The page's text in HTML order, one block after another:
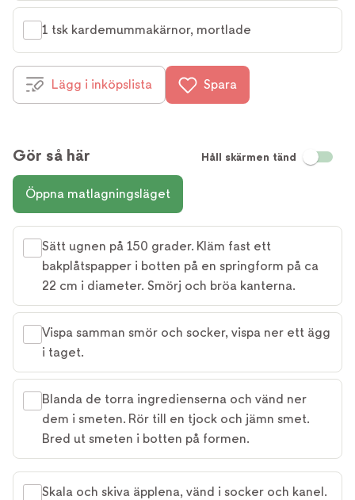
1 tsk kardemummakärnor, mortlade
Lägg i inköpslista Spara
Gör så här Håll skärmen tänd
Öppna matlagningsläget
Sätt ugnen på 150 grader. Kläm fast ett
bakplåtspapper i botten på en springform på ca
22 cm i diameter. Smörj och bröa kanterna.
Vispa samman smör och socker, vispa ner ett ägg
i taget.
Blanda de torra ingredienserna och vänd ner
dem i smeten. Rör till en tjock och jämn smet.
Bred ut smeten i botten på formen.
Skala och skiva äpplena, vänd i socker och kanel.